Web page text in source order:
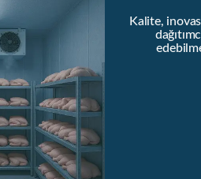
Kalite,